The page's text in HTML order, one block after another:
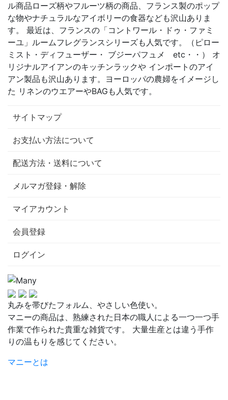
ル商品ローズ柄やフルーツ柄の商品、フランス製のポップ
な物やナチュラルなアイボリーの食器なども沢山ありま
す。 最近は、フランスの「コントワール・ドゥ・ファミ
ーユ」ルームフレグランスシリーズも人気です。（ピロー
ミスト・ディフューザー・ ブジーパフュメ etc・・） オ
リジナルアイアンのキッチンラックや インポートのアイ
アン製品も沢山あります。ヨーロッパの農婦をイメージし
た リネンのウエアーやBAGも人気です。
サイトマップ
お支払い方法について
配送方法・送料について
メルマガ登録・解除
マイアカウント
会員登録
ログイン
丸みを帯びたフォルム、やさしい色使い。
マニーの商品は、熟練された日本の職人による一つ一つ手
作業で作られた貴重な雑貨です。 大量生産とは違う手作
りの温もりを感じてください。
マニーとは